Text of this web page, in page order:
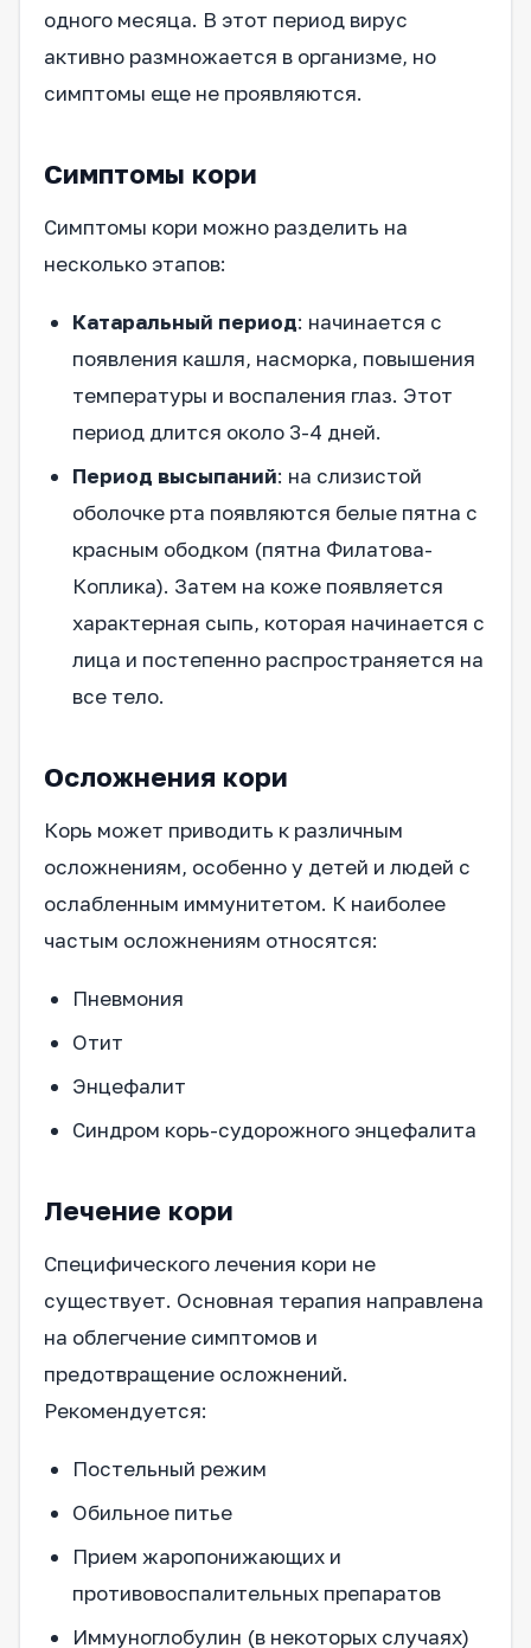
одного месяца. В этот период вирус
активно размножается в организме, но
симптомы еще не проявляются.
Симптомы кори
Симптомы кори можно разделить на
несколько этапов:
Катаральный период: начинается с
появления кашля, насморка, повышения
температуры и воспаления глаз. Этот
период длится около 3-4 дней.
Период высыпаний: на слизистой
оболочке рта появляются белые пятна с
красным ободком (пятна Филатова-
Коплика). Затем на коже появляется
характерная сыпь, которая начинается с
лица и постепенно распространяется на
все тело.
Осложнения кори
Корь может приводить к различным
осложнениям, особенно у детей и людей с
ослабленным иммунитетом. К наиболее
частым осложнениям относятся:
Пневмония
Отит
Энцефалит
Синдром корь-судорожного энцефалита
Лечение кори
Специфического лечения кори не
существует. Основная терапия направлена
на облегчение симптомов и
предотвращение осложнений.
Рекомендуется:
Постельный режим
Обильное питье
Прием жаропонижающих и
противовоспалительных препаратов
Иммуноглобулин (в некоторых случаях)